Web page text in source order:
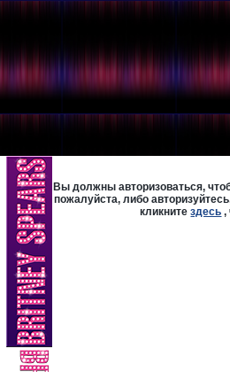
Вы должны авторизоваться,
пожалуйста, либо
кликнитездесь ,